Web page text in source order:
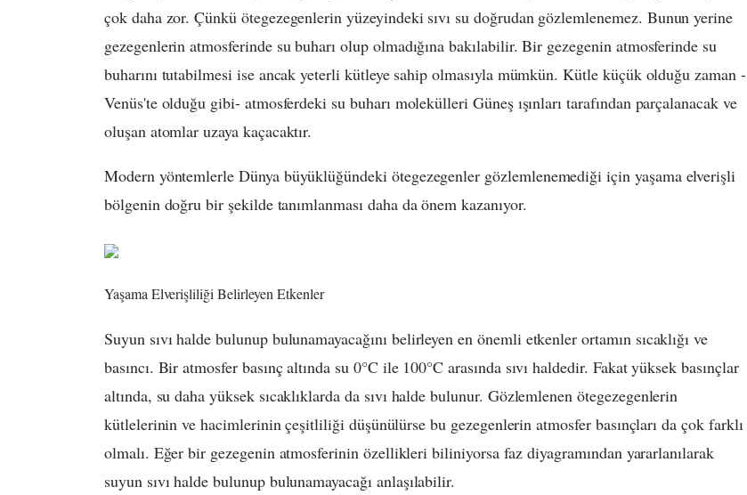
çok daha zor. Çünkü ötegezegenlerin yüzeyindeki sıvı su doğrudan gözlemlenemez. Bunun yerine
gezegenlerin atmosferinde su buharı olup olmadığına bakılabilir. Bir gezegenin atmosferinde su
buharını tutabilmesi ise ancak yeterli kütleye sahip olmasıyla mümkün. Kütle küçük olduğu zaman -
Venüs'te olduğu gibi- atmosferdeki su buharı molekülleri Güneş ışınları tarafından parçalanacak ve
oluşan atomlar uzaya kaçacaktır.
Modern yöntemlerle Dünya büyüklüğündeki ötegezegenler gözlemlenemediği için yaşama elverişli
bölgenin doğru bir şekilde tanımlanması daha da önem kazanıyor.
Yaşama Elverişliliği Belirleyen Etkenler
Suyun sıvı halde bulunup bulunamayacağını belirleyen en önemli etkenler ortamın sıcaklığı ve
basıncı. Bir atmosfer basınç altında su 0°C ile 100°C arasında sıvı haldedir. Fakat yüksek basınçlar
altında, su daha yüksek sıcaklıklarda da sıvı halde bulunur. Gözlemlenen ötegezegenlerin
kütlelerinin ve hacimlerinin çeşitliliği düşünülürse bu gezegenlerin atmosfer basınçları da çok farklı
olmalı. Eğer bir gezegenin atmosferinin özellikleri biliniyorsa faz diyagramından yararlanılarak
suyun sıvı halde bulunup bulunamayacağı anlaşılabilir.